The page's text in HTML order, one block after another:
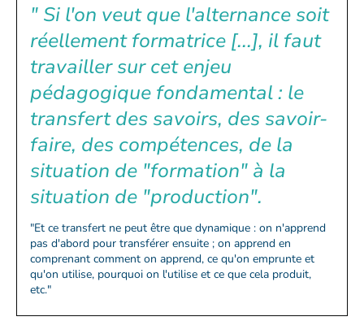
" Si l'on veut que l'alternance soit
réellement formatrice [...], il faut
travailler sur cet enjeu
pédagogique fondamental : le
transfert des savoirs, des savoir-
faire, des compétences, de la
situation de "formation" à la
situation de "production".
"Et ce transfert ne peut être que dynamique : on n'apprend
pas d'abord pour transférer ensuite ; on apprend en
comprenant comment on apprend, ce qu'on emprunte et
qu'on utilise, pourquoi on l'utilise et ce que cela produit,
etc."